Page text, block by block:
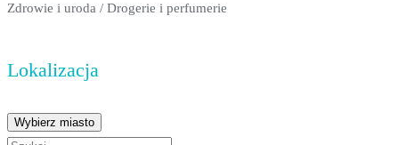
Zdrowie i uroda / Drogerie i perfumerie
Lokalizacja
Wybierz miasto